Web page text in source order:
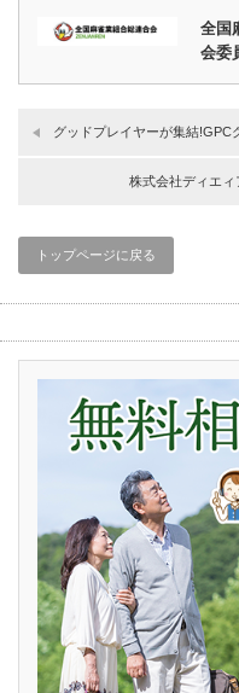
全国
会委
グッドプレイヤーが集結!GPC
株式会社ディエ
トップページに戻る